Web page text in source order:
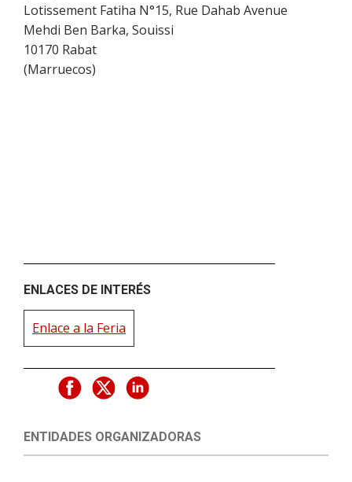
Lotissement Fatiha N°15, Rue Dahab Avenue
Mehdi Ben Barka, Souissi
10170 Rabat
(Marruecos)
ENLACES DE INTERÉS
Enlace a la Feria
ENTIDADES ORGANIZADORAS